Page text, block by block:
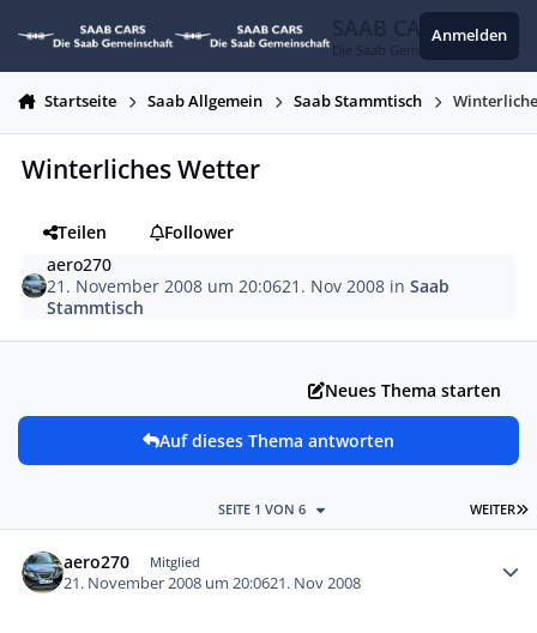
SAAB CARS
Die Saab Gemeinschaft
Anmelden
Startseite Saab Allgemein Saab Stammtisch
Winterliches Wetter
Teilen
Follower
aero270
21. November 2008 um 20:0621. Nov 2008 inSaab
Stammtisch
Neues Thema starten
Auf dieses Thema antworten
WEITER
SEITE 1 VON 6
aero270 Mitglied
21. November 2008 um 20:0621. Nov 2008